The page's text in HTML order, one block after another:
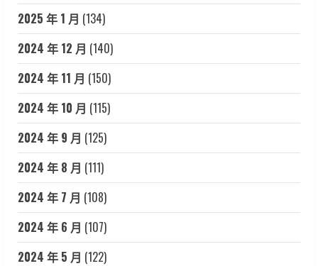
2025 年 1 月 (134)
2024 年 12 月 (140)
2024 年 11 月 (150)
2024 年 10 月 (115)
2024 年 9 月 (125)
2024 年 8 月 (111)
2024 年 7 月 (108)
2024 年 6 月 (107)
2024 年 5 月 (122)